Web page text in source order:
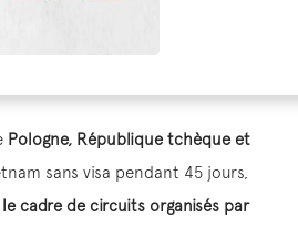
Pologne, République tchèque et
sans visa pendant 45 jours,
cadre de circuits organisés par